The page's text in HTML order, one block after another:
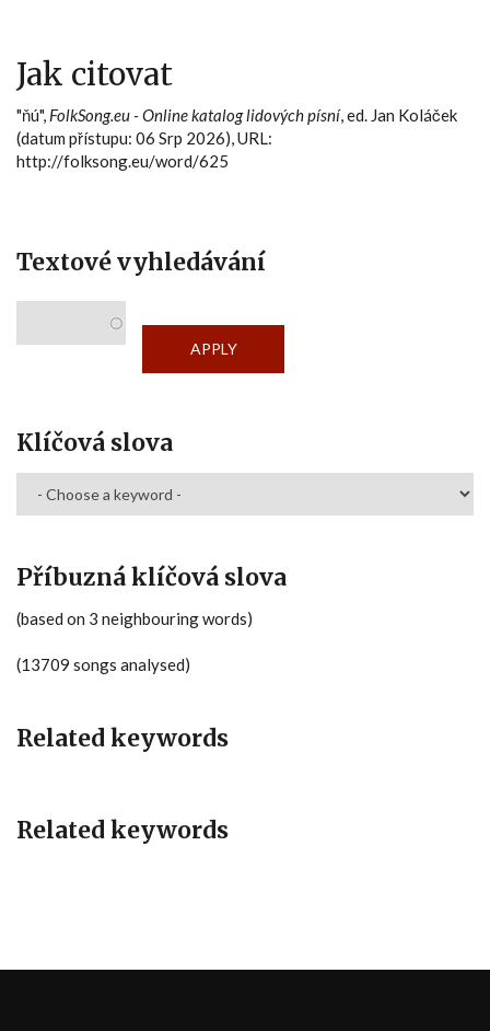
Jak citovat
"ňú", FolkSong.eu - Online katalog lidových písní, ed. Jan Koláček
(datum přístupu: 06 Srp 2026), URL:
http://folksong.eu/word/625
Textové vyhledávání
Klíčová slova
Příbuzná klíčová slova
(based on 3 neighbouring words)
(13709 songs analysed)
Related keywords
Related keywords